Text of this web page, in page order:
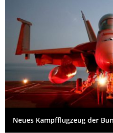
Neues Kampfflugzeug der